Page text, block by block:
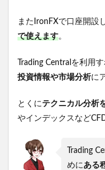
またIronFXで口座開設
で使えます。
Trading Centralを利用
投資情報や市場分析に
とくにテクニカル分析
やインデックスなど
Trading
めにある